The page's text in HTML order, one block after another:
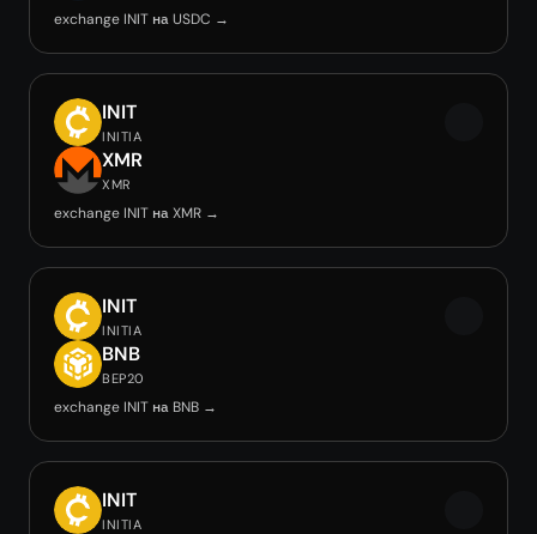
exchange INIT на USDC →
INIT
INITIA
XMR
XMR
exchange INIT на XMR →
INIT
INITIA
BNB
BEP20
exchange INIT на BNB →
INIT
INITIA